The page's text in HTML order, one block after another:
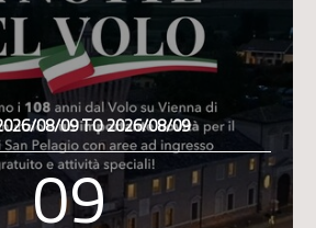
08/09 TO 2026/08/09
09